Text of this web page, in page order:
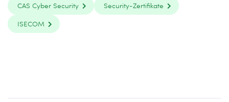
CAS Cyber Security
Security-Zertifikate
ISECOM